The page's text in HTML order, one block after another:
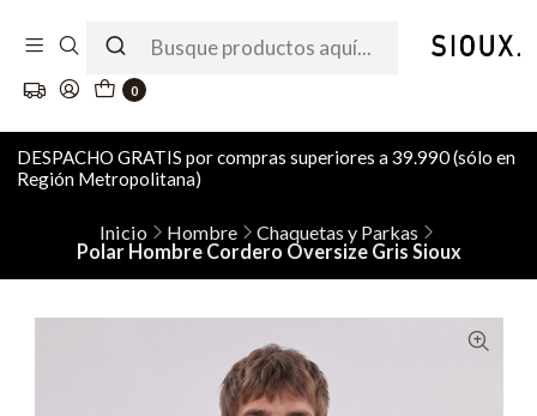
0
DESPACHO GRATIS por compras superiores a 39.990 (sólo en
Región Metropolitana)
Inicio Hombre
Chaquetas y Parkas
Polar Hombre Cordero Oversize Gris Sioux